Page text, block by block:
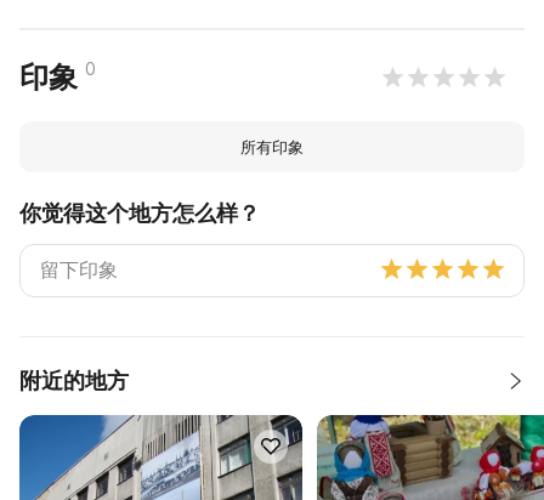
印象 0
所有印象
你觉得这个地方怎么样？
附近的地方